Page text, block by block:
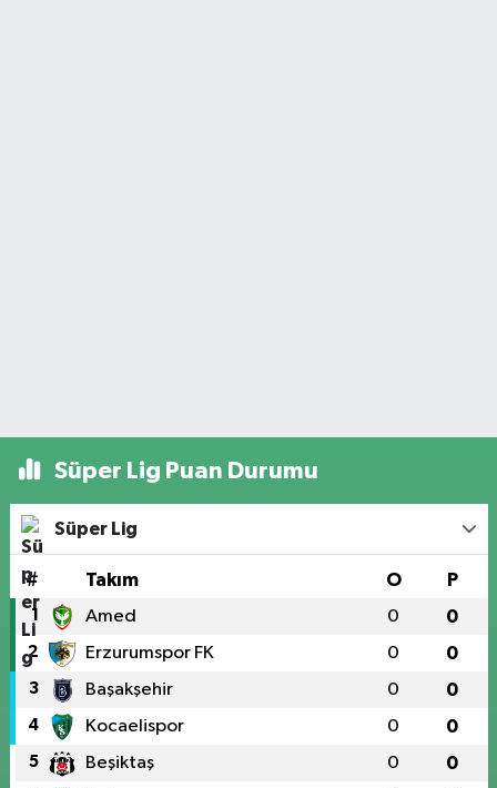
Süper Lig Puan Durumu
Süper Lig
# Takım O P
1 Amed 0 0
2 Erzurumspor FK 0 0
3 Başakşehir 0 0
4 Kocaelispor 0 0
5 Beşiktaş 0 0